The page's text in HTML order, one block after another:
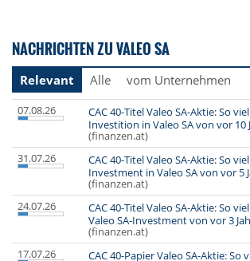
NACHRICHTEN ZU VALEO SA
Relevant Alle vom Unternehmen
07.08.26
CAC 40-Titel Valeo SA-Aktie: So
Investition in Valeo SA von vor
(finanzen.at)
31.07.26
CAC 40-Titel Valeo SA-Aktie: So
Investment in Valeo SA von vor 5
(finanzen.at)
24.07.26
CAC 40-Titel Valeo SA-Aktie: So
Valeo SA-Investment von vor 3
(finanzen.at)
17.07.26
CAC 40-Papier Valeo SA-Aktie: So